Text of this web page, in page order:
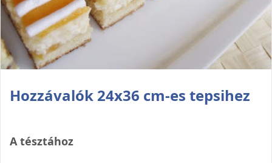
Hozzávalók 24x36 cm-es tepsihez
A tésztához